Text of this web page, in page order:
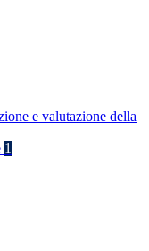
e valutazione della
1